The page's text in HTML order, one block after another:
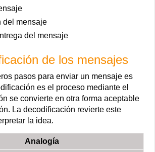
del mensaje
del mensaje
de los mensajes
pasos para enviar un mensaje es
es el proceso mediante el
se convierte en otra forma aceptable
La decodificación revierte este
la idea.
Analogía